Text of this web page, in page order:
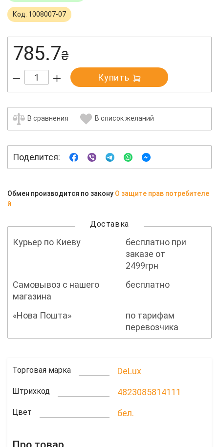
Код: 1008007-07
785.7₴
Купить
В сравнения В список желаний
Поделится:
Обмен производится по закону О защите прав потребителе
й
Доставка
Курьер по Киеву
бесплатно при
заказе от
2499грн
Самовывоз с нашего
магазина
бесплатно
«Нова Пошта»
по тарифам
перевозчика
Торговая марка DeLux
Штрихкод 4823085814111
Цвет бел.